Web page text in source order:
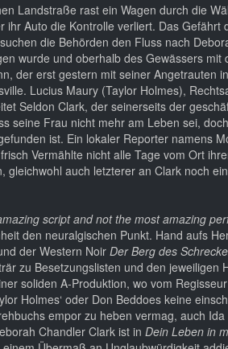
Landstraße rast ein Wagen durch die
ihr Auto die Kontrolle verliert. Das
die Behörden den Fluss nach
wurde und oberhalb des Gewässers
der erst gestern mit seiner Angetrauten
Lucius Maury (Taylor Holmes),
Seldon Clark, der seinerseits der
seine Frau nicht mehr am Leben sei,
ist. Ein lokaler Reporter namens
Vermählte nicht alle Tage vom Ort
gleichwohl auch letzterer an Clark noch
script and not the most amazing
den neuralgischen Punkt. Hand aufs
der Western Noir Der Berg des
zu Besetzungslisten und den
soliden A-Produktion, wo vom
Holmes‘ oder Don Beddoes keine
empor zu heben vermag, auch
Chandler Clark ist in Dein Leben in